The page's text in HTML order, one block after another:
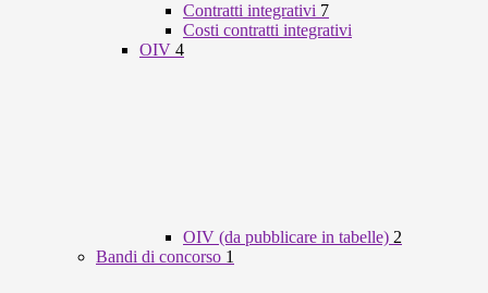
Contratti integrativi 7
Costi contratti integrativi
OIV 4
OIV (da pubblicare in tabelle) 2
Bandi di concorso 1